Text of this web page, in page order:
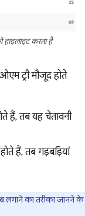
करता है
ट्री मौजूद होते
हैं, तब यह चेतावनी
हैं, तब गड़बड़ियां
लगाने का तरीका जानने के